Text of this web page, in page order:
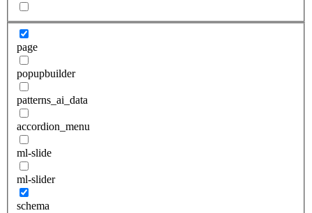
page
popupbuilder
patterns_ai_data
accordion_menu
ml-slide
ml-slider
schema